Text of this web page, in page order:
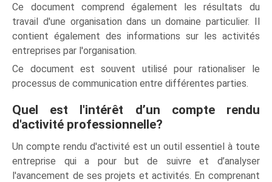
Ce document comprend également les résultats du
travail d'une organisation dans un domaine particulier. Il
contient également des informations sur les activités
entreprises par l'organisation.
Ce document est souvent utilisé pour rationaliser le
processus de communication entre différentes parties.
Quel est l'intérêt d’un compte rendu
d'activité professionnelle?
Un compte rendu d'activité est un outil essentiel à toute
entreprise qui a pour but de suivre et d’analyser
l'avancement de ses projets et activités. En comprenant